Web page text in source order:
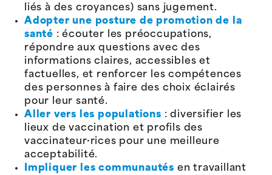
liés à des croyances) sans jugement.
Adopter une posture de promotion de la
santé : écouter les préoccupations,
répondre aux questions avec des
informations claires, accessibles et
factuelles, et renforcer les compétences
des personnes à faire des choix éclairés
pour leur santé.
Aller vers les populations : diversifier les
lieux de vaccination et profils des
vaccinateur·rices pour une meilleure
acceptabilité.
Impliquer les communautés en travaillant